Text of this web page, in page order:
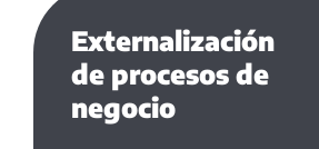
Externalización
de procesos de
negocio